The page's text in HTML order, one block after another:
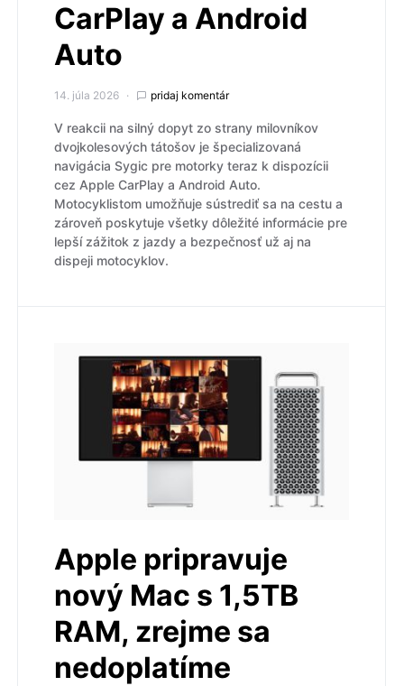
CarPlay a Android
Auto
14. júla 2026 pridaj komentár
V reakcii na silný dopyt zo strany milovníkov
dvojkolesových tátošov je špecializovaná
navigácia Sygic pre motorky teraz k dispozícii
cez Apple CarPlay a Android Auto.
Motocyklistom umožňuje sústrediť sa na cestu a
zároveň poskytuje všetky dôležité informácie pre
lepší zážitok z jazdy a bezpečnosť už aj na
dispeji motocyklov.
Apple pripravuje
nový Mac s 1,5TB
RAM, zrejme sa
nedoplatíme